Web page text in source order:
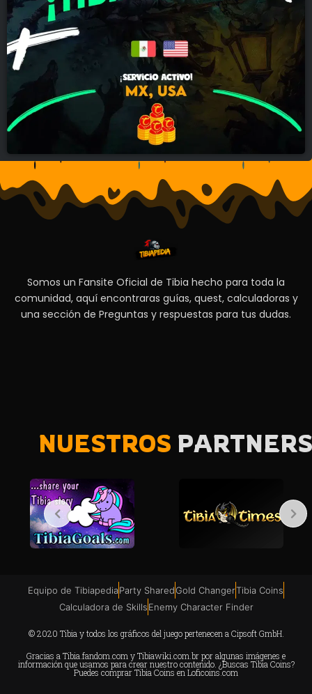
Somos un Fansite Oficial de Tibia hecho para toda la
comunidad, aquí encontraras guías, quest, calculadoras y
una sección de Preguntas y respuestas para tus dudas.
NUESTROS PARTNERS
Equipo de TibiapediaParty SharedGold ChangerTibia Coins
Calculadora de SkillsEnemy Character Finder
© 2020 Tibia y todos los gráficos del juego pertenecen a Cipsoft GmbH.
Gracias aTibia.fandom.comyTibiawiki.com.brpor algunas imágenes e
información que usamos para crear nuestro contenido. ¿Buscas Tibia Coins?
Puedes comprar Tibia Coins enLoficoins.com